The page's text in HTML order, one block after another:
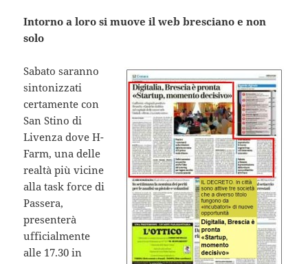
Intorno a loro si muove il web bresciano e non
solo
Sabato saranno
sintonizzati
certamente con
San Stino di
Livenza dove H-
Farm, una delle
realtà più vicine
alla task force di
Passera,
presenterà
ufficialmente
alle 17.30 in